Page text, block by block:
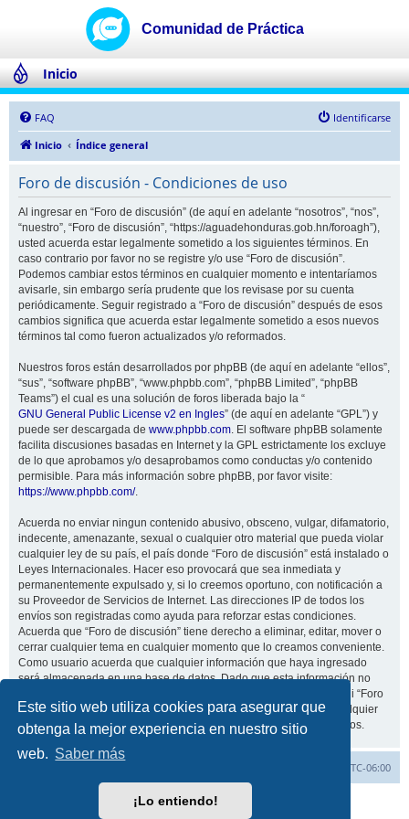
Este sitio web utiliza cookies para asegurar que
obtenga la mejor experiencia en nuestro sitio
web. Saber más
¡Lo entiendo!
Inicio
FAQ
Identificarse
Inicio
Índice general
Foro de discusión - Condiciones de uso
Al ingresar en “Foro de discusión” (de aquí en adelante “nosotros”, “nos”,
“nuestro”, “Foro de discusión”, “https://aguadehonduras.gob.hn/foroagh”),
usted acuerda estar legalmente sometido a los siguientes términos. En
caso contrario por favor no se registre y/o use “Foro de discusión”.
Podemos cambiar estos términos en cualquier momento e intentaríamos
avisarle, sin embargo sería prudente que los revisase por su cuenta
periódicamente. Seguir registrado a “Foro de discusión” después de esos
cambios significa que acuerda estar legalmente sometido a esos nuevos
términos tal como fueron actualizados y/o reformados.
Nuestros foros están desarrollados por phpBB (de aquí en adelante “ellos”,
“sus”, “software phpBB”, “www.phpbb.com”, “phpBB Limited”, “phpBB
Teams”) el cual es una solución de foros liberada bajo la “
GNU General Public License v2 en Ingles” (de aquí en adelante “GPL”) y
puede ser descargada de www.phpbb.com. El software phpBB solamente
facilita discusiones basadas en Internet y la GPL estrictamente los excluye
de lo que aprobamos y/o desaprobamos como conductas y/o contenido
permisible. Para más información sobre phpBB, por favor visite:
https://www.phpbb.com/.
Acuerda no enviar ningun contenido abusivo, obsceno, vulgar, difamatorio,
indecente, amenazante, sexual o cualquier otro material que pueda violar
cualquier ley de su país, el país donde “Foro de discusión” está instalado o
Leyes Internacionales. Hacer eso provocará que sea inmediata y
permanentemente expulsado y, si lo creemos oportuno, con notificación a
su Proveedor de Servicios de Internet. Las direcciones IP de todos los
envíos son registradas como ayuda para reforzar estas condiciones.
Acuerda que “Foro de discusión” tiene derecho a eliminar, editar, mover o
cerrar cualquier tema en cualquier momento que lo creamos conveniente.
Como usuario acuerda que cualquier información que haya ingresado
será almacenada en una base de datos. Dado que esta información no
será compartida con ninguna tercera parte sin su consentimiento, ni “Foro
de discusión” ni phpBB podrán considerarse responsables por cualquier
intento de hacking que conlleve a que los datos sean comprometidos.
UTC-06:00
Desarrollado porphpBB® Forum Software © phpBB Limited